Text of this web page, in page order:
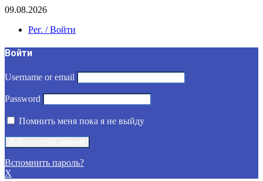
09.08.2026
Рег. / Войти
Войти
Username or email
Password
Помнить меня пока я не выйду
Вспомнить пароль?
X